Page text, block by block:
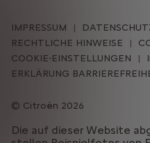
Citroën 2026
IMPRESSUM
RECHTLICHE HINWEISE
COOKIE-EINSTELLUNGEN
ERKLÄRUNG
Die auf dieser Website